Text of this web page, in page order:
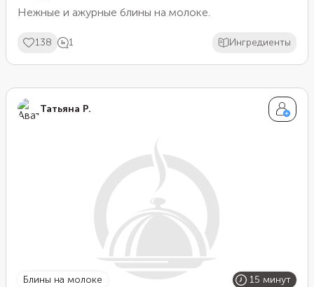
Нежные и ажурные блины на молоке.
138 1 Ингредиенты
Татьяна Р.
блины на молоке 15 минут